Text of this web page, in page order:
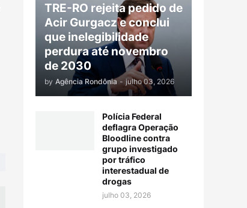
TRE-RO rejeita pedido de
Acir Gurgacz e conclui
que inelegibilidade
perdura até novembro
de 2030
by Agência Rondônia - julho 03, 2026
Polícia Federal
deflagra Operação
Bloodline contra
grupo investigado
por tráfico
interestadual de
drogas
julho 03, 2026